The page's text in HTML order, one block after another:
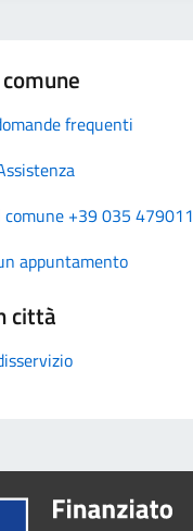
frequenti
comune +39 035 479011
appuntamento
città